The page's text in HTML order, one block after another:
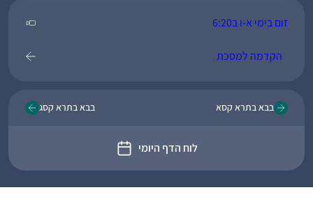
זום בימי א-ו ב6:20
הקדמה למסכת
בבא בתרא קסא
לוח הדף היומי
בבא בתרא קסג